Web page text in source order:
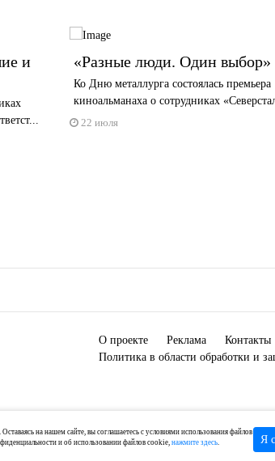
и
«Разные люди. Один выбор»
Ко Дню металлурга состоялась премьера
киноальманаха о сотрудниках
22 июля
О проекте Реклама
Контакты
Политика в области обработки и
на нашем сайте, вы соглашаетесь с условиями использования файлов
и об использовании файлов cookie, нажмите здесь. Я